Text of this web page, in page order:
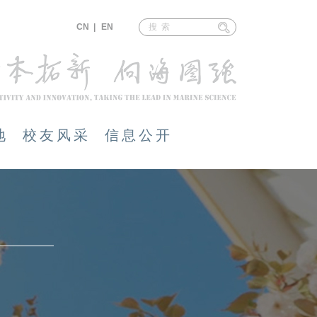
CN | EN
校友风采 信息公开